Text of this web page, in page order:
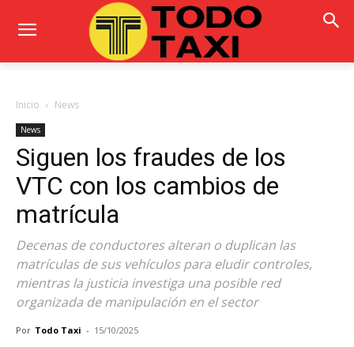
Inicio News
News
Siguen los fraudes de los
VTC con los cambios de
matrícula
Decenas de conductores alteran o duplican las
matrículas de sus vehículos para eludir controles,
mientras la justicia investiga una posible red
organizada de manipulación en el sector
Por Todo Taxi - 15/10/2025